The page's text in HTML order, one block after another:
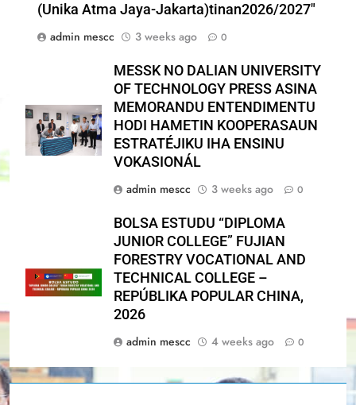
(Unika Atma Jaya-Jakarta)tinan2026/2027″
admin mescc
3 weeks ago 0
MESSK NO DALIAN UNIVERSITY
OF TECHNOLOGY PRESS ASINA
MEMORANDU ENTENDIMENTU
HODI HAMETIN KOOPERASAUN
ESTRATÉJIKU IHA ENSINU
VOKASIONÁL
admin mescc
3 weeks ago 0
BOLSA ESTUDU “DIPLOMA
JUNIOR COLLEGE” FUJIAN
FORESTRY VOCATIONAL AND
TECHNICAL COLLEGE –
REPÚBLIKA POPULAR CHINA,
2026
admin mescc
4 weeks ago 0